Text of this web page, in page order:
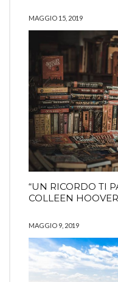
MAGGIO 15, 2019
“UN RICORDO TI
COLLEEN
MAGGIO 9, 2019